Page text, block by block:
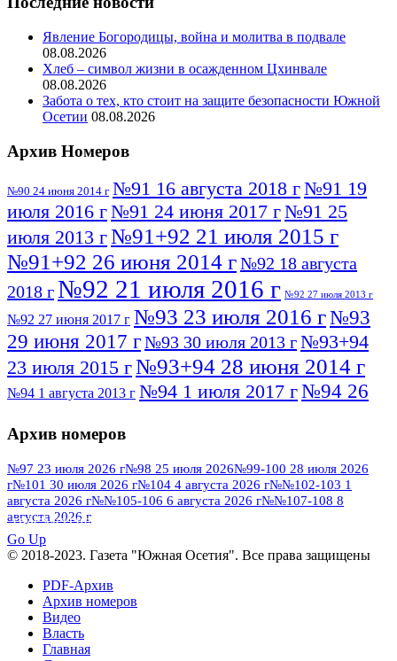
Явление Богородицы, война и молитва в подвале
08.08.2026
Хлеб – символ жизни в осажденном Цхинвале
08.08.2026
Забота о тех, кто стоит на защите безопасности Южной
Осетии 08.08.2026
Архив Номеров
№90 24 июня 2014 г №91 16 августа 2018 г№91 19
июля 2016 г№91 24 июня 2017 г№91 25
июля 2013 г№91+92 21 июля 2015 г
№91+92 26 июня 2014 г№92 18 августа
2018 г№92 21 июля 2016 г №92 27 июля 2013 г
№92 27 июня 2017 г №93 23 июля 2016 г№93
29 июня 2017 г№93 30 июля 2013 г№93+94
23 июля 2015 г№93+94 28 июня 2014 г
№94 1 августа 2013 г №94 1 июля 2017 г№94 26
№95 7 августа 2012 г
№95 28 июля 2016 г №95+96 3 августа
2013 г№96 6 июля 2017 г№96 9 августа
2012 г №96 28 июля 2015 г
№96+97 30 июля 2016 г
№97 11 августа 2012 г
№97 30 июля 2015 г
№98 2 августа 2016 г
августа 2013 г
Архив номеров
№97 23 июля 2026 г№98 25 июля 2026№99-100 28 июля 2026
г№101 30 июля 2026 г№104 4 августа 2026 г№№102-103 1
августа 2026 г№№105-106 6 августа 2026 г№№107-108 8
августа 2026 г
ПОСМОТРЕТЬ ВСЕ
Go Up
© 2018-2023. Газета "Южная Осетия". Все права защищены
PDF-Архив
Архив номеров
Видео
Власть
Главная